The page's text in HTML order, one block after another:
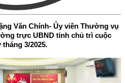
Văn Chính- Ủy viên Thường vụ
trực UBND tỉnh chủ trì cuộc
3/2025.